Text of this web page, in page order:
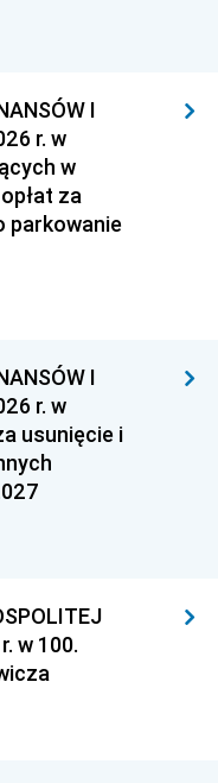
I
r. w
w
za
parkowanie
I
r. w
usunięcie i
w 100.